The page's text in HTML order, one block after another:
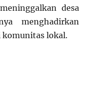
desa
menghadirkan
komunitas lokal.